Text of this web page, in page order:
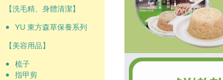
【洗毛精、身體清潔】
YU 東方森草保養系列
【美容用品】
梳子
指甲剪